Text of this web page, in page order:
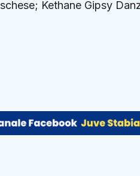
Kethane Gipsy